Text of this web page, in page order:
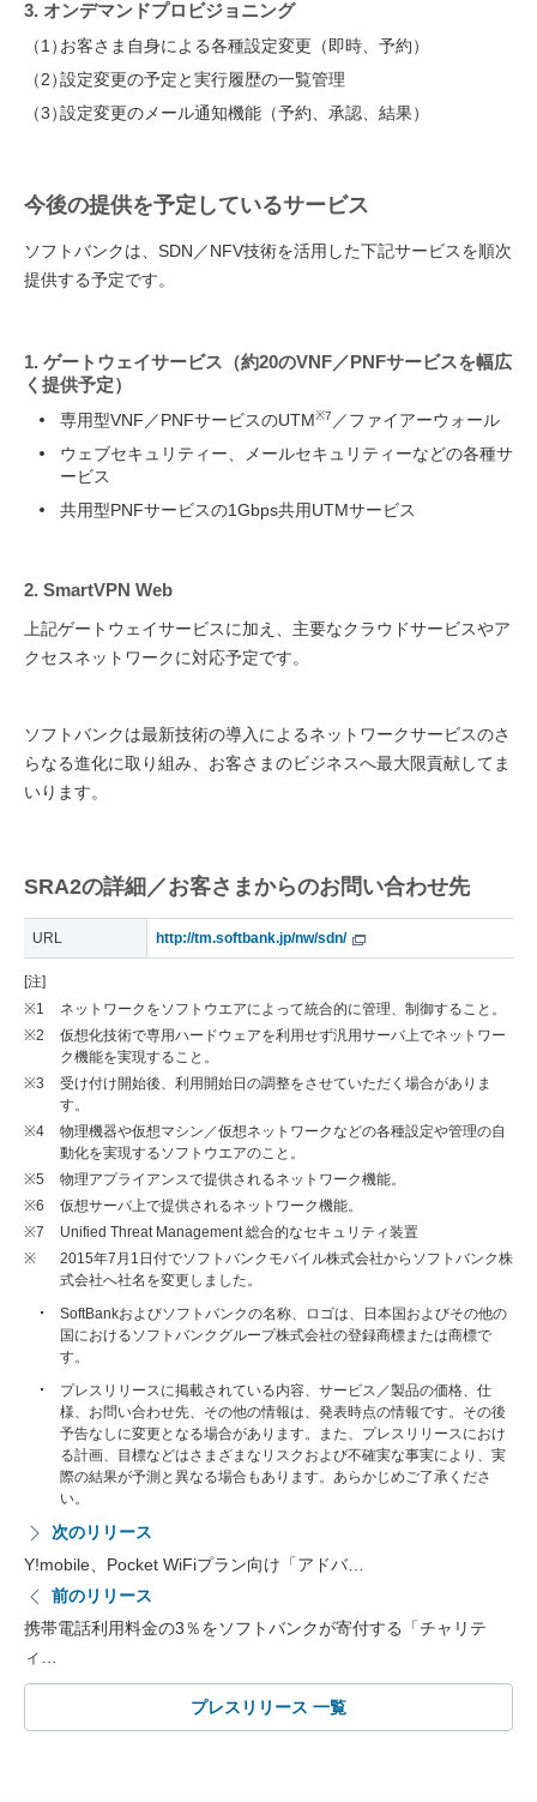
3. オンデマンドプロビジョニング
（1）お客さま自身による各種設定変更（即時、予約）
（2）設定変更の予定と実行履歴の一覧管理
（3）設定変更のメール通知機能（予約、承認、結果）
今後の提供を予定しているサービス
ソフトバンクは、SDN／NFV技術を活用した下記サービスを順次
提供する予定です。
1. ゲートウェイサービス（約20のVNF／PNFサービスを幅広
く提供予定）
専用型VNF／PNFサービスのUTM※7 ／ファイアーウォール
ウェブセキュリティー、メールセキュリティーなどの各種サ
ービス
共用型PNFサービスの1Gbps共用UTMサービス
2. SmartVPN Web
上記ゲートウェイサービスに加え、主要なクラウドサービスやア
クセスネットワークに対応予定です。
ソフトバンクは最新技術の導入によるネットワークサービスのさ
らなる進化に取り組み、お客さまのビジネスへ最大限貢献してま
いります。
SRA2の詳細／お客さまからのお問い合わせ先
URL http://tm.softbank.jp/nw/sdn/
[注]
※1
ネットワークをソフトウエアによって統合的に管理、制御すること。
※2
仮想化技術で専用ハードウェアを利用せず汎用サーバ上でネットワー
ク機能を実現すること。
※3
受け付け開始後、利用開始日の調整をさせていただく場合がありま
す。
※4
物理機器や仮想マシン／仮想ネットワークなどの各種設定や管理の自
動化を実現するソフトウエアのこと。
※5
物理アプライアンスで提供されるネットワーク機能。
※6
仮想サーバ上で提供されるネットワーク機能。
※7
Unified Threat Management 総合的なセキュリティ装置
※
2015年7月1日付でソフトバンクモバイル株式会社からソフトバンク株
式会社へ社名を変更しました。
SoftBankおよびソフトバンクの名称、ロゴは、日本国およびその他の
国におけるソフトバンクグループ株式会社の登録商標または商標で
す。
プレスリリースに掲載されている内容、サービス／製品の価格、仕
様、お問い合わせ先、その他の情報は、発表時点の情報です。その後
予告なしに変更となる場合があります。また、プレスリリースにおけ
る計画、目標などはさまざまなリスクおよび不確実な事実により、実
際の結果が予測と異なる場合もあります。あらかじめご了承くださ
い。
次のリリース
Y!mobile、Pocket WiFiプラン向け「アドバ…
前のリリース
携帯電話利用料金の3％をソフトバンクが寄付する「チャリテ
ィ…
プレスリリース 一覧